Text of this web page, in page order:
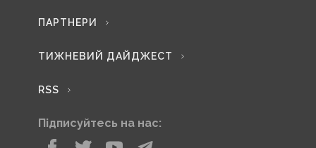
ПАРТНЕРИ
ТИЖНЕВИЙ ДАЙДЖЕСТ
RSS
Підписуйтесь на нас: